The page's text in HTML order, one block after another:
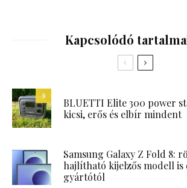
Kapcsolódó
9
BLUETTI Elite 300 power
kicsi, erős és elbír mindent
Samsung Galaxy Z Fold 8:
hajlítható kijelzős modell is
gyártótól